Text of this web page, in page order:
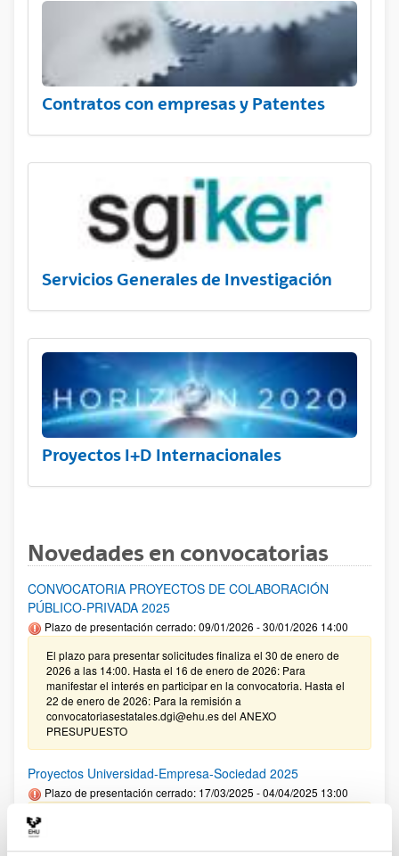
Contratos con empresas y Patentes
Servicios Generales de Investigación
Proyectos I+D Internacionales
Novedades en convocatorias
CONVOCATORIA PROYECTOS DE COLABORACIÓN
PÚBLICO-PRIVADA 2025
Plazo de presentación cerrado: 09/01/2026 - 30/01/2026 14:00
El plazo para presentar solicitudes finaliza el 30 de enero de
2026 a las 14:00. Hasta el 16 de enero de 2026: Para
manifestar el interés en participar en la convocatoria. Hasta el
22 de enero de 2026: Para la remisión a
convocatoriasestatales.dgi@ehu.es del ANEXO
PRESUPUESTO
Proyectos Universidad-Empresa-Sociedad 2025
Plazo de presentación cerrado: 17/03/2025 - 04/04/2025 13:00